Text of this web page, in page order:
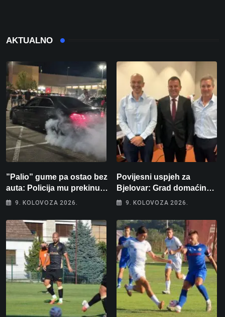
AKTUALNO
”Palio” gume pa ostao bez
auta: Policija mu prekinula
”show” na parkingu u
9. KOLOVOZA 2026.
Povijesni uspjeh za
Bjelovar: Grad domaćin
Europskog juniorskog
9. KOLOVOZA 2026.